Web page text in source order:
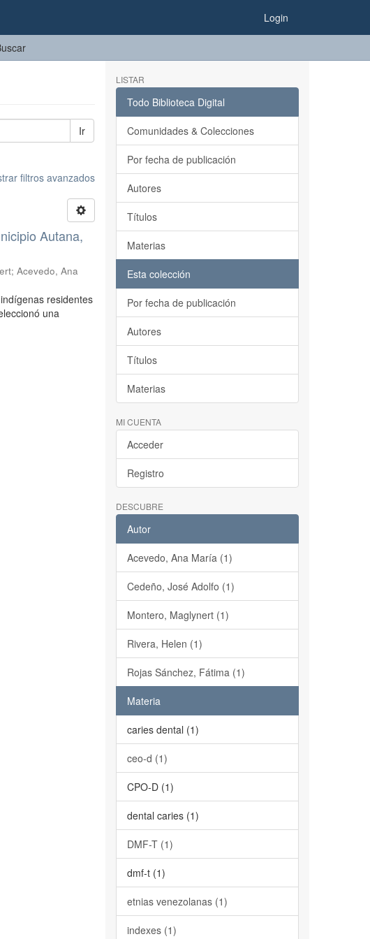
Login
Ir
filtros avanzados
Autana,
;Acevedo, Ana
residentes
una
LISTAR
Todo Biblioteca Digital
Comunidades & Colecciones
Por fecha de publicación
Autores
Títulos
Materias
Esta colección
Por fecha de publicación
Autores
Títulos
Materias
MI CUENTA
Acceder
Registro
DESCUBRE
Autor
Acevedo, Ana María (1)
Cedeño, José Adolfo (1)
Montero, Maglynert (1)
Rivera, Helen (1)
Rojas Sánchez, Fátima (1)
Materia
caries dental (1)
ceo-d (1)
CPO-D (1)
dental caries (1)
DMF-T (1)
dmf-t (1)
etnias venezolanas (1)
indexes (1)